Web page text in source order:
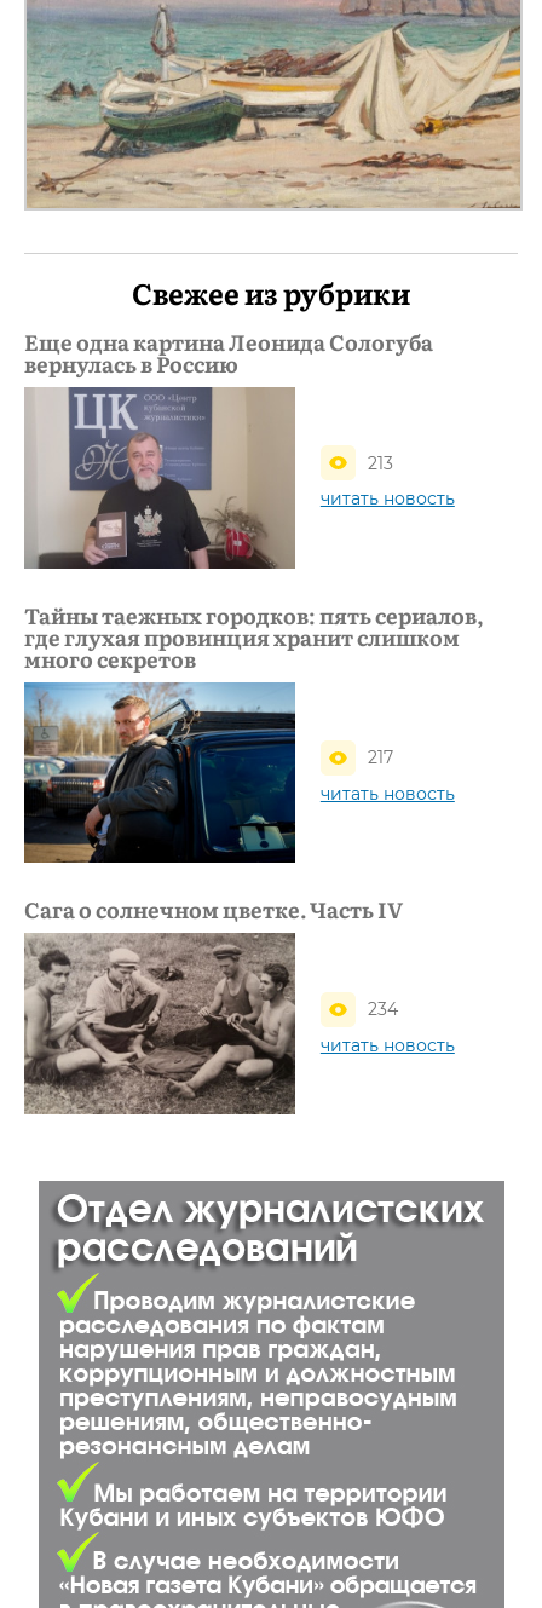
Свежее из рубрики
Еще одна картина Леонида Сологуба
вернулась в Россию
213
читать новость
Тайны таежных городков: пять сериалов,
где глухая провинция хранит слишком
много секретов
217
читать новость
Сага о солнечном цветке. Часть IV
234
читать новость